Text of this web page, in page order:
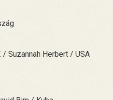
/ Suzannah Herbert / USA